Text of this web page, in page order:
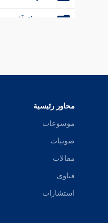
سجود القرآن
كتاب العمل في الصلاة
كتاب الزكاة
محاور رئيسية
موسوعات
صوتيات
مقالات
فتاوى
استشارات